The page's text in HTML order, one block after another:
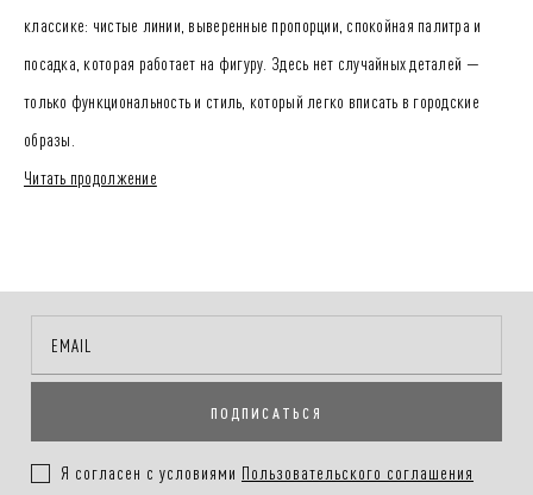
классике: чистые линии, выверенные пропорции, спокойная палитра и
посадка, которая работает на фигуру. Здесь нет случайных деталей —
только функциональность и стиль, который легко вписать в городские
образы.
В наших моделях важна ткань: она должна быть приятной к телу, держать
посадку, а лаконичный крой позволяет сочетать брюки с футболками,
Выбирая женские спортивные брюки Vassa&Co, вы получаете вещь,
рассчитанную на активный ритм: удобно ходить, ехать, работать и
отдыхать, не меняя настроение образа. Обратите внимание на посадку по
Читать продолжение
ПОДПИСАТЬСЯ
Я согласен с условиями Пользовательского соглашения